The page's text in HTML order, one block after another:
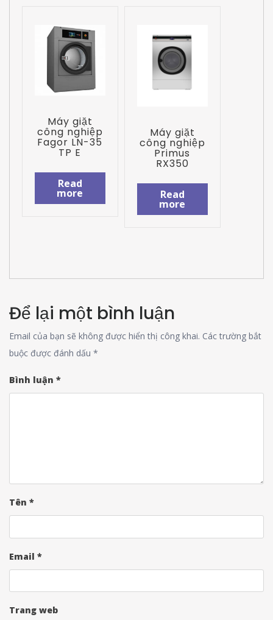
Máy giặt
công nghiệp
Fagor LN-35
TP E
Read
more
Máy giặt
công nghiệp
Primus
RX350
Read
more
Để lại một bình luận
Email của bạn sẽ không được hiển thị công khai. Các trường bắt
buộc được đánh dấu *
Bình luận *
Tên *
Email *
Trang web